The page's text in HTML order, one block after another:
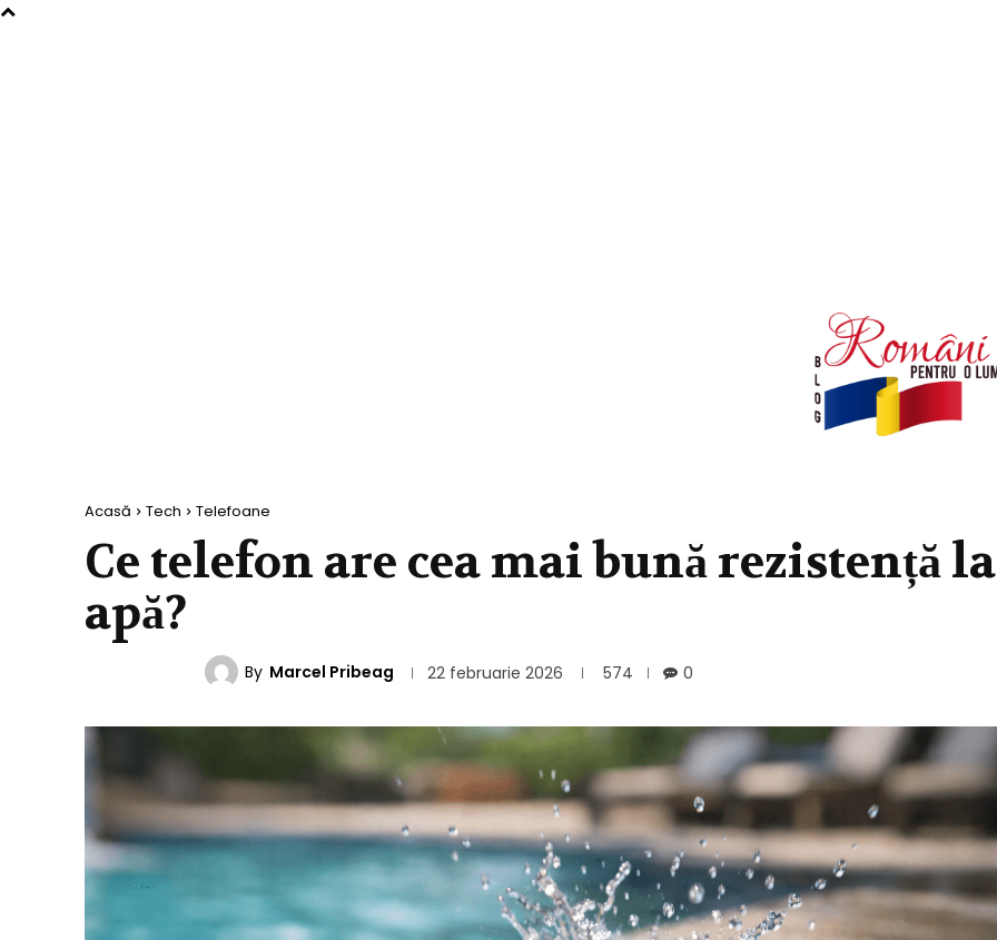
Acasă Tech Telefoane
Ce telefon are cea mai bună rezistență la
apă?
By Marcel Pribeag 22 februarie 2026 574 0